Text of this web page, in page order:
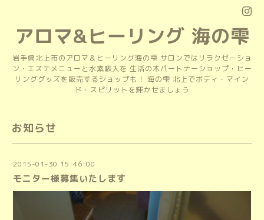
アロマ&ヒーリング 海の雫
岩手県北上市のアロマ＆ヒーリング海の雫 サロンではリラクゼーショ
ン・エステメニューと水素吸入を 生活の木パートナーショップ・ヒー
リンググッズを販売するショップも！ 海の雫 北上でボディ・マイン
ド・スピリットを輝かせましょう
お知らせ
2015-01-30 15:46:00
モニター様募集いたします